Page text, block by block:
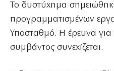
Το δυστύχημα
προγραμματισμένων
Υποσταθμό. Η έρευνα για
συμβάντος συνεχίζεται.